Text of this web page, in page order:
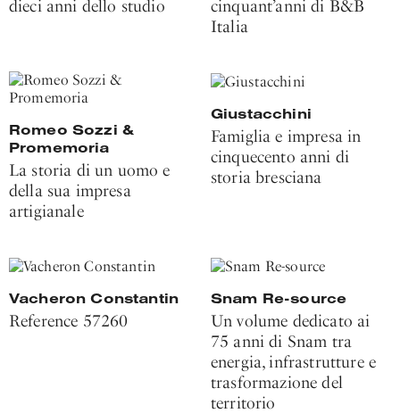
dieci anni dello studio
cinquant’anni di B&B
Italia
Romeo Sozzi &
Promemoria
La storia di un uomo e
della sua impresa
artigianale
Giustacchini
Famiglia e impresa in
cinquecento anni di
storia bresciana
Vacheron Constantin
Reference 57260
Snam Re-source
Un volume dedicato ai
75 anni di Snam tra
energia, infrastrutture e
trasformazione del
territorio